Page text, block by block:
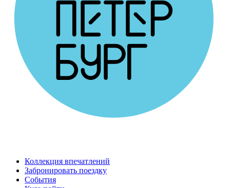
Коллекция впечатлений
Забронировать поездку
События